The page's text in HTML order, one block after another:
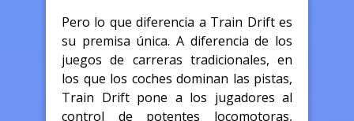
Pero lo que diferencia a Train Drift es
su premisa única. A diferencia de los
juegos de carreras tradicionales, en
los que los coches dominan las pistas,
Train Drift pone a los jugadores al
control de potentes locomotoras,